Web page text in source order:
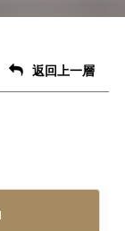
返回上一層